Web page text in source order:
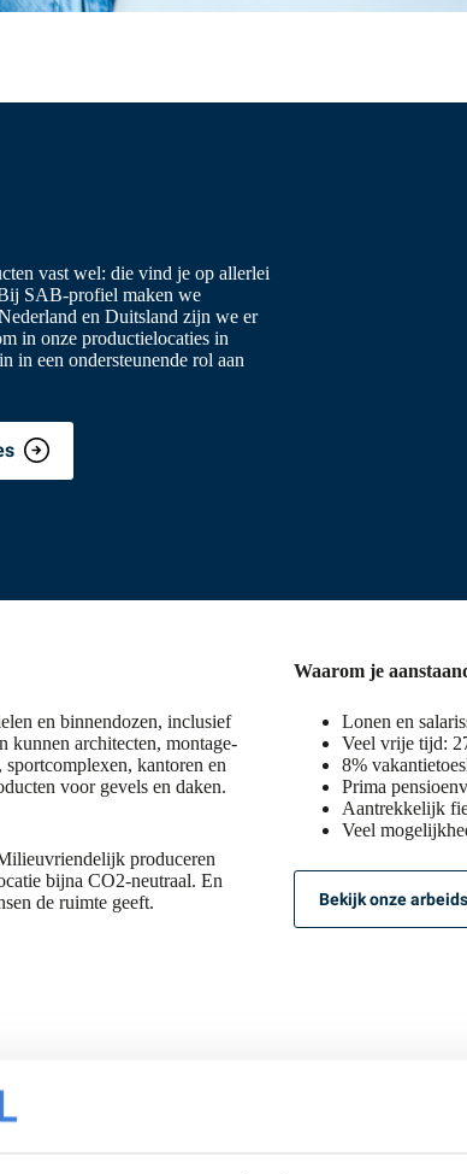
vast wel: die vind je op allerlei
SAB-profiel maken we
en Duitsland zijn we er
in onze productielocaties in
in een ondersteunende rol aan
en binnendozen, inclusief
kunnen architecten, montage-
kantoren en
voor gevels en daken.
produceren
bijna CO2-neutraal. En
de ruimte geeft.
Waarom je
Lonen en
Veel vrije tijd:
8%
Prima
Aantrekkelijk
Veel
Bekijk onze